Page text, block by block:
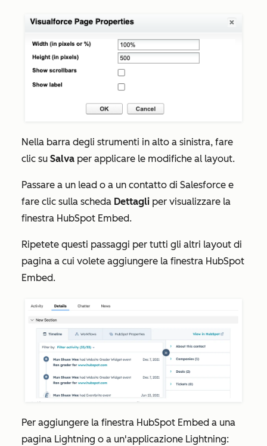
Nella barra degli strumenti in alto a sinistra, fare
clic su Salva per applicare le modifiche al layout.
Passare a un lead o a un contatto di Salesforce e
fare clic sulla scheda Dettagli per visualizzare la
finestra HubSpot Embed.
Ripetete questi passaggi per tutti gli altri layout di
pagina a cui volete aggiungere la finestra HubSpot
Embed.
Per aggiungere la finestra HubSpot Embed a una
pagina Lightning o a un'applicazione Lightning: